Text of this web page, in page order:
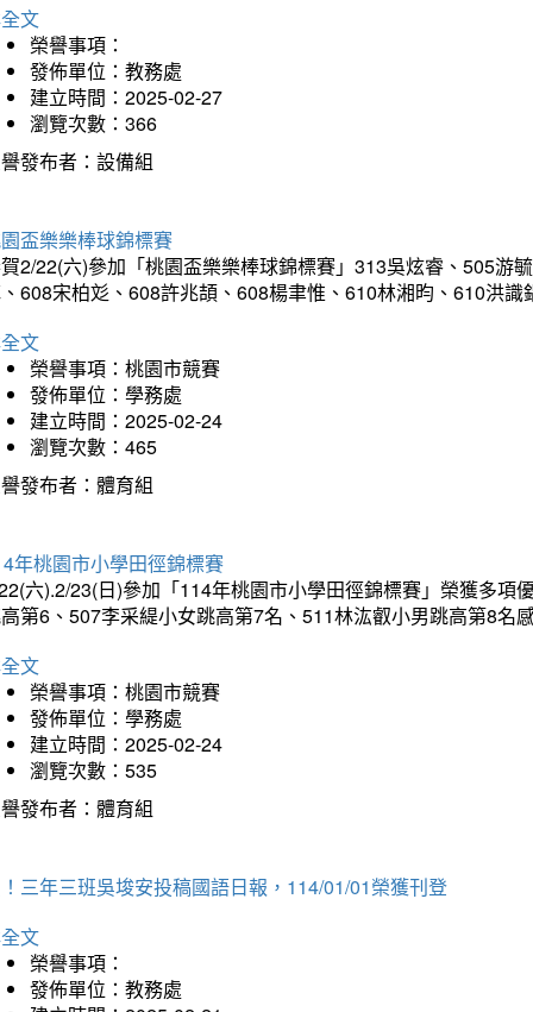
文
榮譽事項：
發佈單位：教務處
建立時間：2025-02-27
瀏覽次數：366
發布者：設備組
盃樂樂棒球錦標賽
2/22(六)參加「桃園盃樂樂棒球錦標賽」313吳炫睿、505游
608宋柏彣、608許兆頡、608楊聿惟、610林湘昀、610洪
文
榮譽事項：桃園市競賽
發佈單位：學務處
建立時間：2025-02-24
瀏覽次數：465
發布者：體育組
年桃園市小學田徑錦標賽
六).2/23(日)參加「114年桃園市小學田徑錦標賽」榮獲多
第6、507李采緹小女跳高第7名、511林汯叡小男跳高第8名
文
榮譽事項：桃園市競賽
發佈單位：學務處
建立時間：2025-02-24
瀏覽次數：535
發布者：體育組
三年三班吳埈安投稿國語日報，114/01/01榮獲刊登
文
榮譽事項：
發佈單位：教務處